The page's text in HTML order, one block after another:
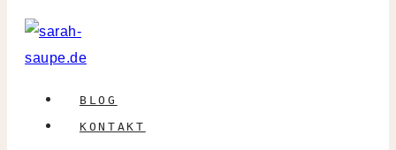
BLOG
KONTAKT